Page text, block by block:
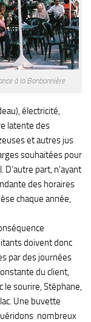
à la Bonbonnière
électricité,
latente des
et autres jus
souhaitées pour
part, n’ayant
des horaires
chaque année,
doivent donc
par des journées
du client,
le sourire, Stéphane,
Une buvette
nombreux